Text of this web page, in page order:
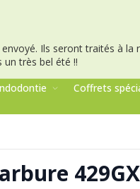
Ils seront traités à la
très bel été !!
Coffrets